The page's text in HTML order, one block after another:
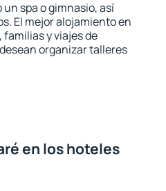
spa o gimnasio, así
El mejor alojamiento en
y viajes de
organizar talleres
en los hoteles